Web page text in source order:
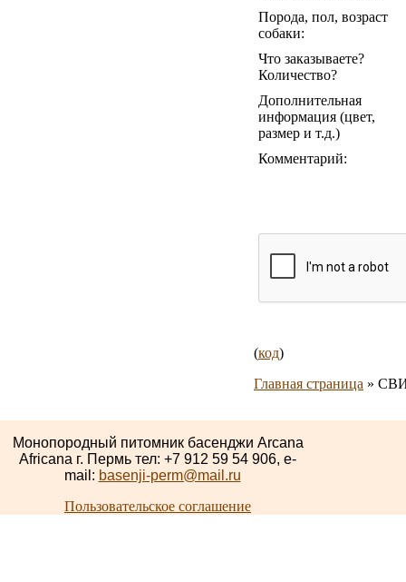
Порода, пол, возраст
собаки:
Что заказываете?
Количество?
Дополнительная
информация (цвет,
размер и т.д.)
Комментарий:
(код)
Главная страница »
Монопородный питомник басенджи Arcana
Africana г. Пермь тел: +7 912 59 54 906, e-
mail: basenji-perm@mail.ru
Пользовательское соглашение